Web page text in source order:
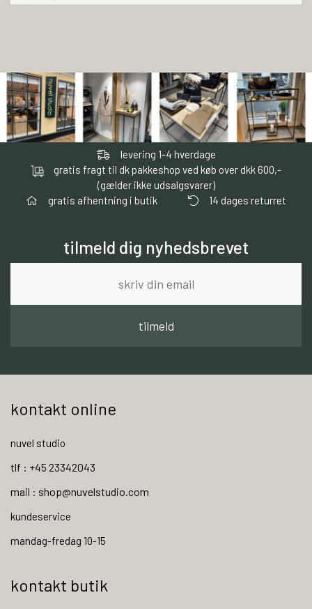
levering 1-4 hverdage
gratis fragt til dk pakkeshop ved køb over dkk 600,-
(gælder ikke udsalgsvarer)
gratis afhentning i butik
14 dages returret
tilmeld dig nyhedsbrevet
tilmeld
kontakt online
nuvel studio
tlf : +45 23342043
mail : shop@nuvelstudio.com
kundeservice
mandag-fredag 10-15
kontakt butik